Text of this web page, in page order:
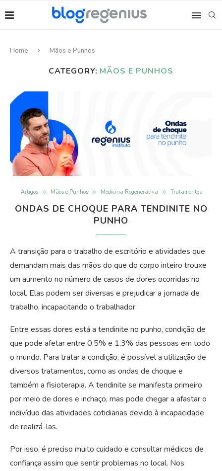
Home Mãos e Punhos
CATEGORY: MÃOS E PUNHOS
Artigos Mãos e Punhos Medicina Regenerativa Tratamentos
ONDAS DE CHOQUE PARA TENDINITE NO
PUNHO
A transição para o trabalho de escritório e atividades que
demandam mais das mãos do que do corpo inteiro trouxe
um aumento no número de casos de dores ocorridas no
local. Elas podem ser diversas e prejudicar a jornada de
trabalho, incapacitando o trabalhador.
Entre essas dores está a tendinite no punho, condição de
que pode afetar entre 0,5% e 1,3% das pessoas em todo
o mundo. Para tratar a condição, é possível a utilização de
diversos tratamentos, como as ondas de choque e
também a fisioterapia. A tendinite se manifesta primeiro
por meio de dores e inchaço, mas pode chegar a afastar o
indivíduo das atividades cotidianas devido à incapacidade
de realizá-las.
Por isso, é preciso muito cuidado e consultar médicos de
confiança assim que sentir problemas no local. Nos